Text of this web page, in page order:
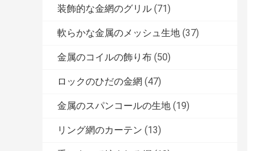
装飾的な金網のグリル (71)
軟らかな金属のメッシュ生地 (37)
金属のコイルの飾り布 (50)
ロックのひだの金網 (47)
金属のスパンコールの生地 (19)
リング網のカーテン (13)